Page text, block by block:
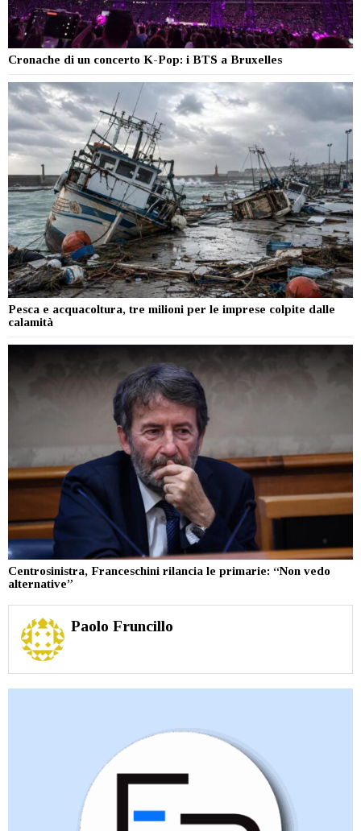
Cronache di un concerto K-Pop: i BTS a Bruxelles
Pesca e acquacoltura, tre milioni per le imprese colpite dalle
calamità
Centrosinistra, Franceschini rilancia le primarie: “Non vedo
alternative”
Paolo Fruncillo